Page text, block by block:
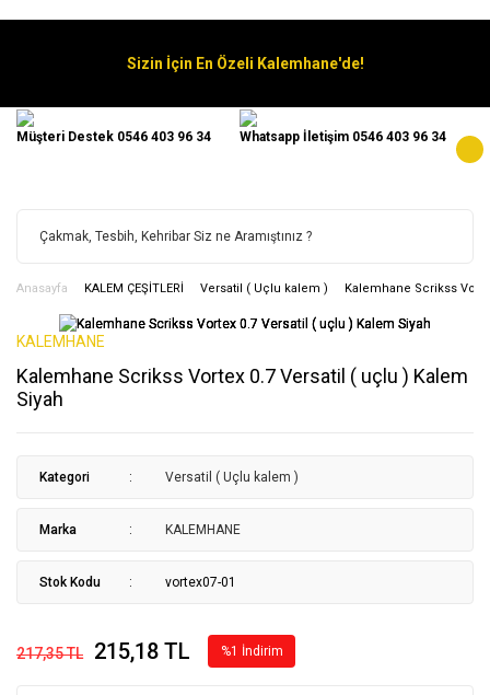
Sizin İçin En Özeli Kalemhane'de!
Müşteri Destek 0546 403 96 34 Whatsapp İletişim 0546 403 96 34
Anasayfa KALEM ÇEŞİTLERİ Versatil ( Uçlu kalem ) Kalemhane Scrikss
KALEMHANE
Kalemhane Scrikss Vortex 0.7 Versatil ( uçlu ) Kalem
Siyah
Kategori Versatil ( Uçlu kalem )
Marka KALEMHANE
Stok Kodu vortex07-01
217,35 TL 215,18 TL %1 İndirim